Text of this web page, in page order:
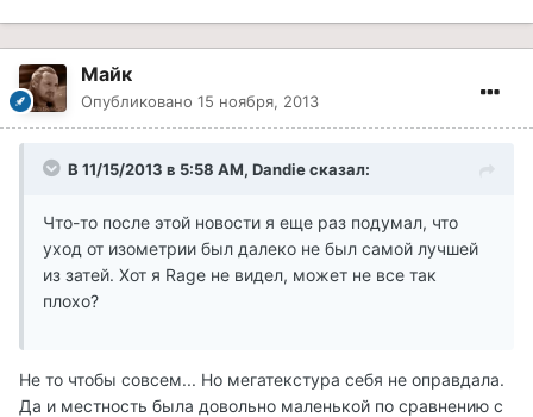
Майк
Опубликовано 15 ноября, 2013
В 11/15/2013 в 5:58 AM, Dandie сказал:
Что-то после этой новости я еще раз подумал, что
уход от изометрии был далеко не был самой лучшей
из затей. Хот я Rage не видел, может не все так
плохо?
Не то чтобы совсем... Но мегатекстура себя не оправдала.
Да и местность была довольно маленькой по сравнению с